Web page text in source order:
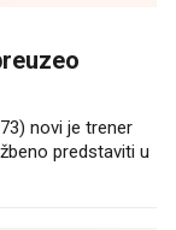
novi je trener
predstaviti u